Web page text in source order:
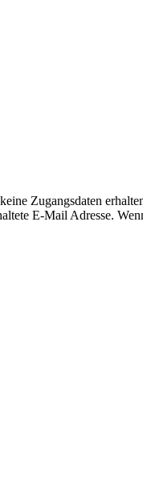
Zugangsdaten
E-Mail Adresse.